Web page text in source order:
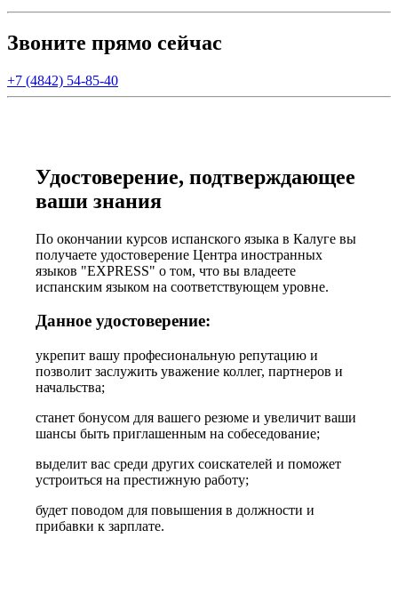
Звоните прямо сейчас
+7 (4842) 54-85-40
Удостоверение, подтверждающее
ваши знания
По окончании курсов испанского языка в Калуге вы
получаете удостоверение Центра иностранных
языков "EXPRESS" о том, что вы владеете
испанским языком на соответствующем уровне.
Данное удостоверение:
укрепит вашу професиональную репутацию и
позволит заслужить уважение коллег, партнеров и
начальства;
станет бонусом для вашего резюме и увеличит ваши
шансы быть приглашенным на собеседование;
выделит вас среди других соискателей и поможет
устроиться на престижную работу;
будет поводом для повышения в должности и
прибавки к зарплате.